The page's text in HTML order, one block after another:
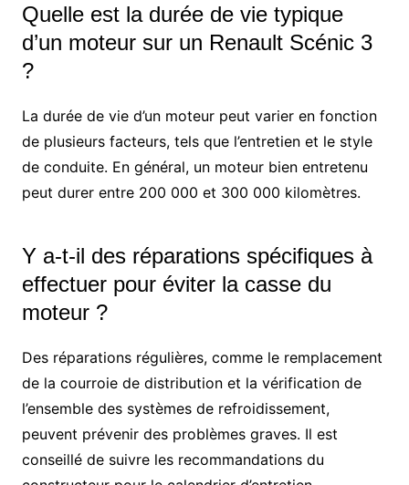
Quelle est la durée de vie typique
d’un moteur sur un Renault Scénic 3
?
La durée de vie d’un moteur peut varier en fonction
de plusieurs facteurs, tels que l’entretien et le style
de conduite. En général, un moteur bien entretenu
peut durer entre 200 000 et 300 000 kilomètres.
Y a-t-il des réparations spécifiques à
effectuer pour éviter la casse du
moteur ?
Des réparations régulières, comme le remplacement
de la courroie de distribution et la vérification de
l’ensemble des systèmes de refroidissement,
peuvent prévenir des problèmes graves. Il est
conseillé de suivre les recommandations du